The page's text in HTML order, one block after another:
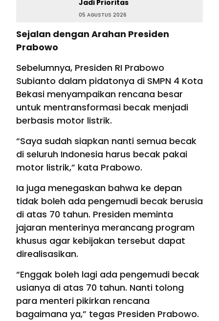
Jadi Prioritas
05 AGUSTUS 2026
Sejalan dengan Arahan Presiden
Prabowo
Sebelumnya, Presiden RI Prabowo
Subianto dalam pidatonya di SMPN 4 Kota
Bekasi menyampaikan rencana besar
untuk mentransformasi becak menjadi
berbasis motor listrik.
“Saya sudah siapkan nanti semua becak
di seluruh Indonesia harus becak pakai
motor listrik,” kata Prabowo.
Ia juga menegaskan bahwa ke depan
tidak boleh ada pengemudi becak berusia
di atas 70 tahun. Presiden meminta
jajaran menterinya merancang program
khusus agar kebijakan tersebut dapat
direalisasikan.
“Enggak boleh lagi ada pengemudi becak
usianya di atas 70 tahun. Nanti tolong
para menteri pikirkan rencana
bagaimana ya,” tegas Presiden Prabowo.